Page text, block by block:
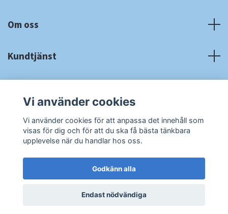
Om oss
Kundtjänst
Sociala medier
© 2026 RA Cardshop Powered by Quickbutik
Vi använder cookies
Vi använder cookies för att anpassa det innehåll som
visas för dig och för att du ska få bästa tänkbara
upplevelse när du handlar hos oss.
Godkänn alla
Endast nödvändiga